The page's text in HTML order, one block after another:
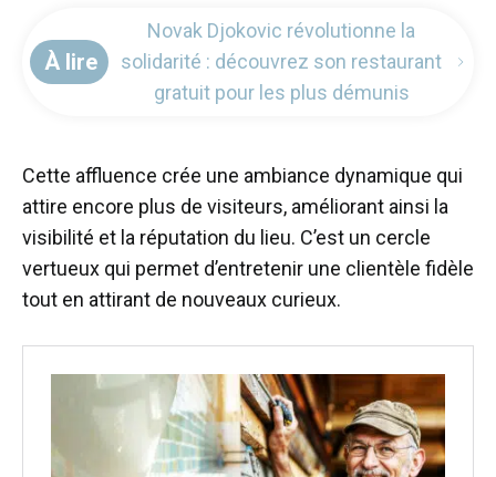
À lire
Novak Djokovic révolutionne la
solidarité : découvrez son restaurant
gratuit pour les plus démunis
Cette affluence crée une ambiance dynamique qui
attire encore plus de visiteurs, améliorant ainsi la
visibilité et la réputation du lieu. C’est un cercle
vertueux qui permet d’entretenir une clientèle fidèle
tout en attirant de nouveaux curieux.